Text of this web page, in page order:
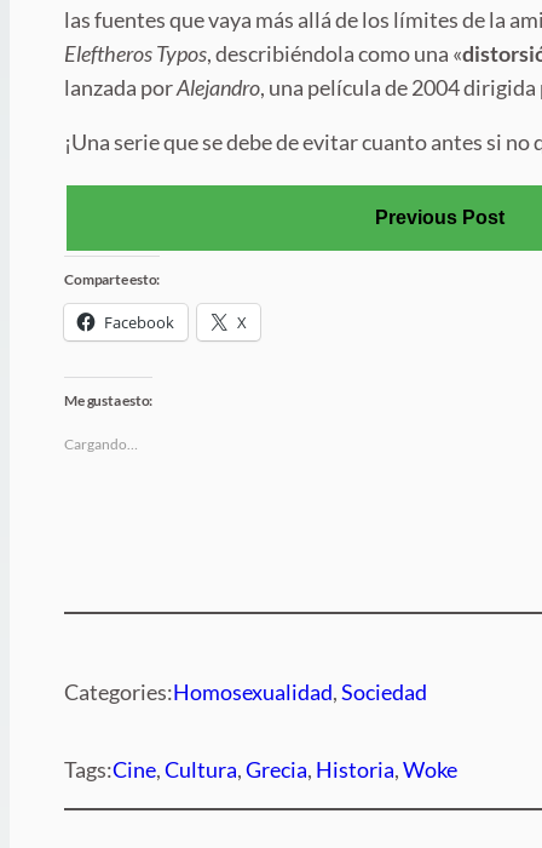
las fuentes que vaya más allá de los límites de la
Eleftheros Typos, describiéndola como una «
lanzada porAlejandro, una película de 2004
¡Una serie que se debe de evitar cuanto antes si
Previous Post
Comparte esto:
Facebook X
Me gusta esto:
Cargando…
Categories:Homosexualidad, Sociedad
Tags:Cine, Cultura, Grecia, Historia, Woke